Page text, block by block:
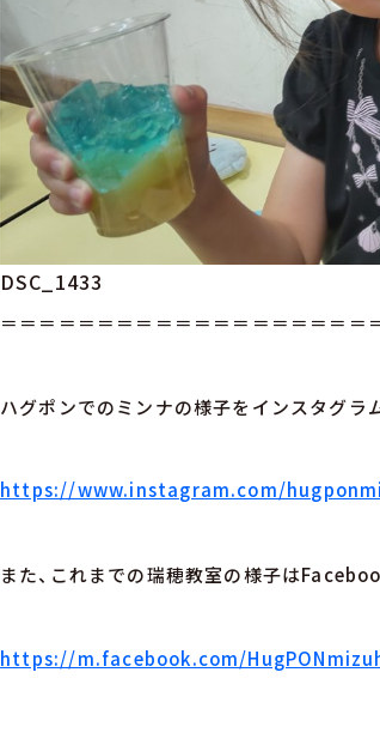
DSC_1433
＝＝＝＝＝＝＝＝＝＝＝＝＝＝＝＝＝＝
ハグポンでのミンナの様子をインスタグラ
https://www.instagram.com/
また、これまでの瑞穂教室の様子は
https://m.facebook.com/